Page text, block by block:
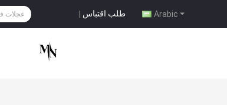
Arabic طلب اقتباس |